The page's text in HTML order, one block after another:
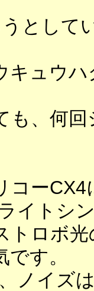
として
キュウ
も、何
コー
イトシ
トロボ
す。
ノイズ